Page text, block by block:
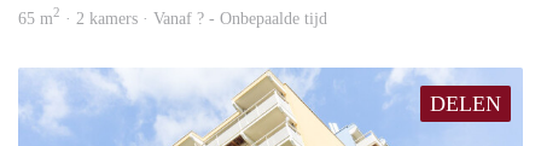
65 m2 · 2 kamers · Vanaf ? - Onbepaalde tijd
DELEN